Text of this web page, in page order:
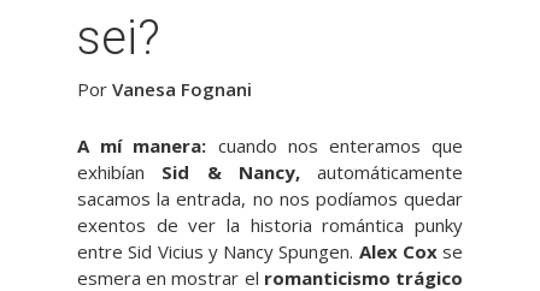
sei?
Por Vanesa Fognani
A mí manera: cuando nos enteramos que
exhibían Sid & Nancy,automáticamente
sacamos la entrada, no nos podíamos quedar
exentos de ver la historia romántica punky
entre Sid Vicius y Nancy Spungen. Alex Coxse
esmera en mostrar el romanticismo trágico